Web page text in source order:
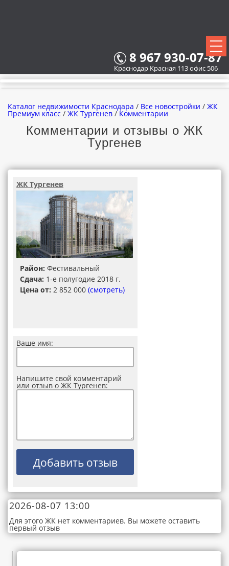
8 967 930-07-87
Краснодар Красная 113 офис 506
ВСЕ НОВОСТРОЙКИ
КАРТА НОВОСТРОЕК
ВСЕ КОТТЕДЖНЫЕ ПОСЕЛКИ
Каталог недвижимости Краснодара / Все новостройки / ЖК
Премиум класс / ЖК Тургенев /Комментарии
Комментарии и отзывы о ЖК
Тургенев
ЖК Тургенев
Район: Фестивальный
Сдача: 1-е полугодие 2018 г.
Цена от: 2 852 000 (смотреть)
Ваше имя:
Напишите свой комментарий
или отзыв о ЖК Тургенев:
2026-08-07 13:00
Для этого ЖК нет комментариев. Вы можете оставить
первый отзыв